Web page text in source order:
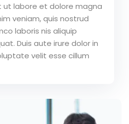
ut labore et dolore magna
veniam, quis nostrud
laboris nis aliquip
Duis aute irure dolor in
velit esse cillum